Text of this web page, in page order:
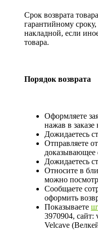
Срок возврата
гарантийному
накладной, если
товара.
Порядок возврата
Оформляете
нажав в заказе
Дожидаетесь
Отправляете
доказывающее
Дожидаетесь
Относите в
можно
Сообщаете
оформить
Показываете
3970904, сайт:
Velcave